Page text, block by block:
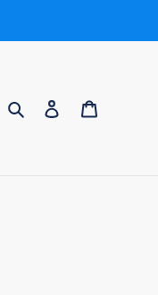
RechercherSe connecter